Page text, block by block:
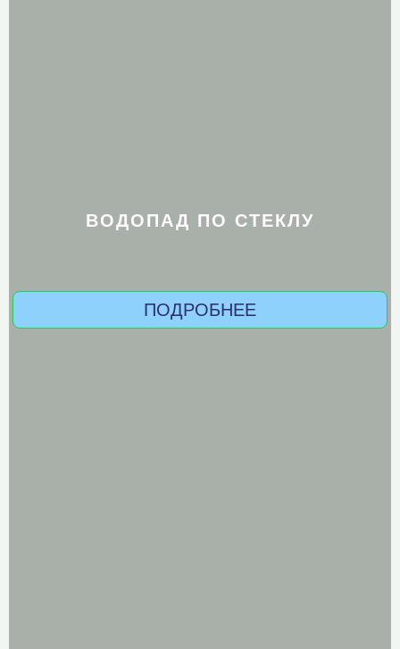
ВОДОПАД ПО СТЕКЛУ
ПОДРОБНЕЕ